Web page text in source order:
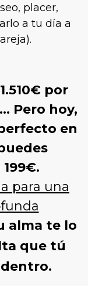
placer,
a tu día a
por
Pero hoy,
en
para una
alma te lo
que tú
dentro.